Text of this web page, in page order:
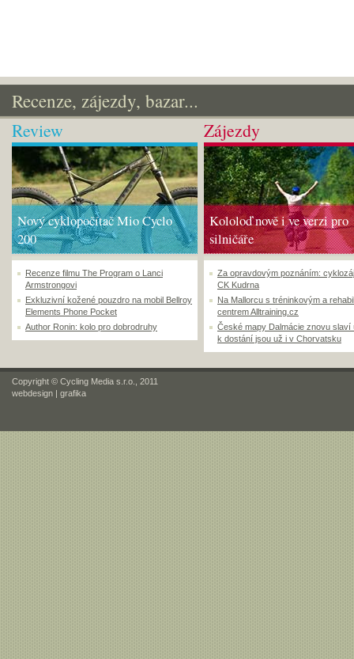
Recenze, zájezdy, bazar...
Review
Nový cyklopočítač Mio Cyclo
200
Recenze filmu The Program o Lanci
Armstrongovi
Exkluzivní kožené pouzdro na mobil Bellroy
Elements Phone Pocket
Author Ronin: kolo pro dobrodruhy
Zájezdy
Kololoď nově i ve verzi pro
silničáře
Za opravdovým poznáním:
CK Kudrna
Na Mallorcu s tréninkovým a
centrem Alltraining.cz
České mapy Dalmácie znovu slaví
k dostání jsou už i v Chorvatsku
Copyright © Cycling Media s.r.o., 2011
webdesign | grafika